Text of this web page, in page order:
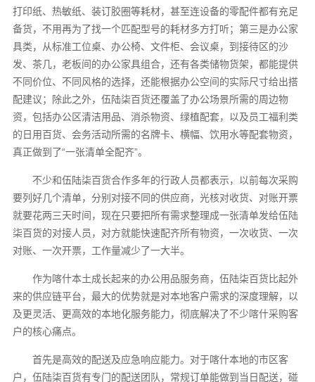
打印纸、热敏纸、装订胶圈等耗材，甚至连设备的零配件都有充足
备货，不用再为了找一个匹配型号的耗材多方打听；第三是办公家
具类，从标准工位桌、办公椅、文件柜、会议桌，到接待区的沙
发、茶几，老板间的办公家具组合，还有各类储物货架，都能提供
不同价位、不同风格的选择，还能根据办公空间的实际尺寸给出搭
配建议；除此之外，伍陆柒百货还覆盖了办公场景所需的周边物
资，包括办公区清洁用品、消杀物资、绿植配套，以及员工福利类
的日用百货、会务活动所需的名牌卡、横幅、饮用水等配套物资，
真正做到了“一张清单全配齐”。
不少和伍陆柒百货合作多年的行政人员都表示，以前每次采购
要列好几个清单，分别对接不同的供应商，光核对收货、对账开票
就要花两三天时间，现在只要把所有需求整理成一张清单发给伍陆
柒百货的对接人员，对方就能快速配齐所有物资，一次收货、一次
对账、一次开票，工作量减少了一大半。
作为喀什本土成长起来的办公用品服务商，伍陆柒百货比起外
来的供应链平台，最大的优势就是对本地客户需求的深度理解，以
及更灵活、更高效的本地化服务能力，彻底解决了不少喀什采购客
户的核心痛点。
首先是高效的配送及应急响应能力。对于喀什本地的市区客
户，伍陆柒百货有专门的配送团队，常规订单能做到当日配送，碰